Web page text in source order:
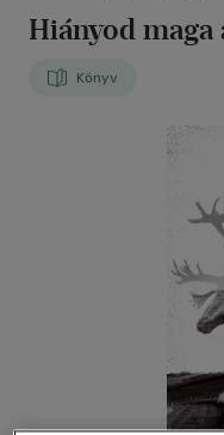
Hiányod maga
Könyv